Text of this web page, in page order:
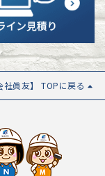
眞友】 TOPに戻る